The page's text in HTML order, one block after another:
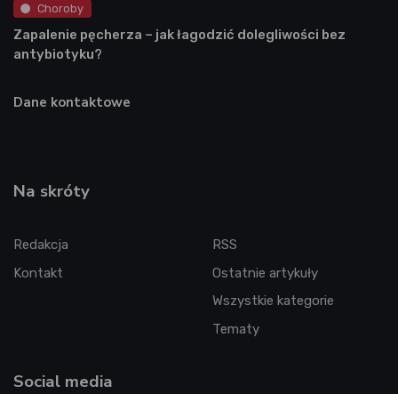
Choroby
Zapalenie pęcherza – jak łagodzić dolegliwości bez
antybiotyku?
Dane kontaktowe
Na skróty
Redakcja
Kontakt
RSS
Ostatnie artykuły
Wszystkie kategorie
Tematy
Social media